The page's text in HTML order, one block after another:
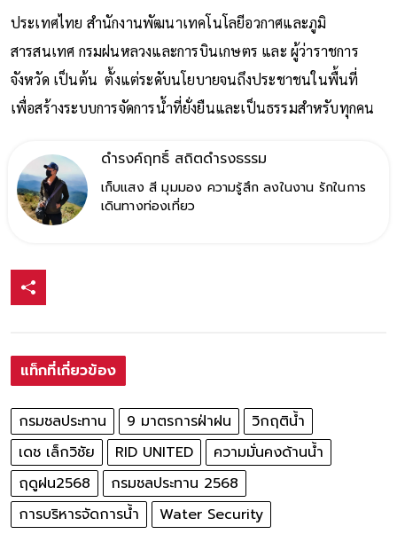
ถิ่น กรมทรัพยากรธรณี กรมทรัพยากรน้ำ การไฟฟ้าฝ่ายผลิตแห่ง
ประเทศไทย สำนักงานพัฒนาเทคโนโลยีอวกาศและภูมิ
สารสนเทศ กรมฝนหลวงและการบินเกษตร และ ผู้ว่าราชการ
จังหวัด เป็นต้น ตั้งแต่ระดับนโยบายจนถึงประชาชนในพื้นที่
ดำรงค์ฤทธิ์ สถิตดำรงธรรม
เก็บแสง สี มุมมอง ความรู้สึก ลงในงาน รักในการ
กรมชลประทาน 9 มาตรการฝ่าฝน
วิกฤติน้ำ
เดช เล็กวิชัย
RID UNITED
ความมั่นคงด้านน้ำ
ฤดูฝน2568
กรมชลประทาน 2568